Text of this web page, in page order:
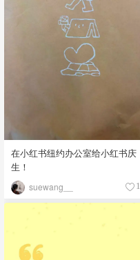
在小红书纽约办公室给小红书庆
生！
suewang__